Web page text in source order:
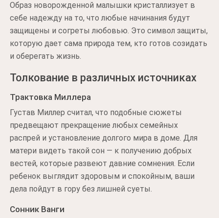
Образ новорожденной малышки кристаллизует в
себе надежду на то, что любые начинания будут
защищены и согреты любовью. Это символ защиты,
которую дает сама природа тем, кто готов созидать
и оберегать жизнь.
Толкование в различных источниках
Трактовка Миллера
Густав Миллер считал, что подобные сюжеты
предвещают прекращение любых семейных
распрей и установление долгого мира в доме. Для
матери видеть такой сон — к получению добрых
вестей, которые развеют давние сомнения. Если
ребенок выглядит здоровым и спокойным, ваши
дела пойдут в гору без лишней суеты.
Сонник Ванги